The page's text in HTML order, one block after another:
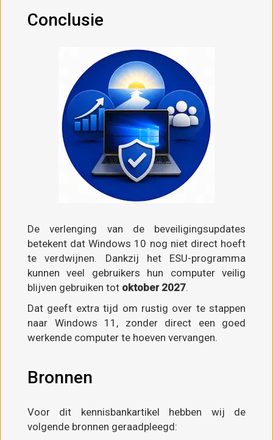
Conclusie
De verlenging van de beveiligingsupdates
betekent dat Windows 10 nog niet direct hoeft
te verdwijnen. Dankzij het ESU-programma
kunnen veel gebruikers hun computer veilig
blijven gebruiken tot oktober 2027.
Dat geeft extra tijd om rustig over te stappen
naar Windows 11, zonder direct een goed
werkende computer te hoeven vervangen.
Bronnen
Voor dit kennisbankartikel hebben wij de
volgende bronnen geraadpleegd: